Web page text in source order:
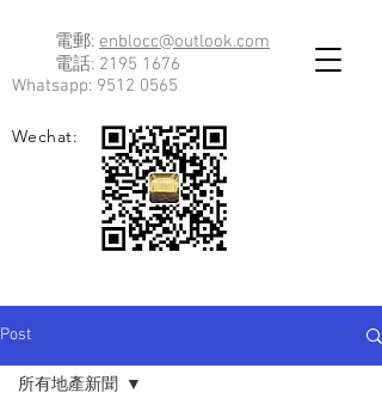
電郵: enblocc@outlook.com
電話: 2195 1676
Whatsapp: 9512 0565
Wechat:
Post
所有地產新聞